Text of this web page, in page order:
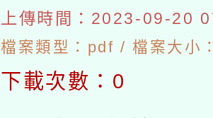
上傳時間：2023-09-20
檔案類型：pdf / 檔案大小
下載次數：0